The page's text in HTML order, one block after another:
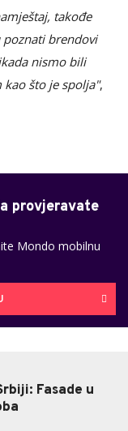
takođe
brendovi
nismo bili
kao što je spolja",
provjeravate
Mondo mobilnu
Fasade u